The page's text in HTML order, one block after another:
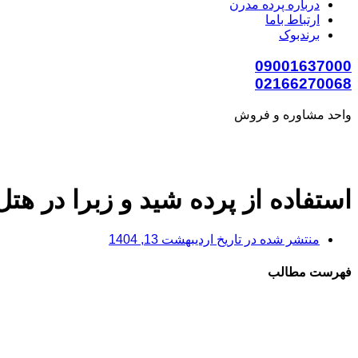
درباره پرده مدرن
ارتباط باما
برندبوک
09001637000
02166270068
واحد مشاوره و فروش
استفاده از پرده شید و زبرا در
منتشر شده در تاریخ اردیبهشت 13, 1404
فهرست مطالب